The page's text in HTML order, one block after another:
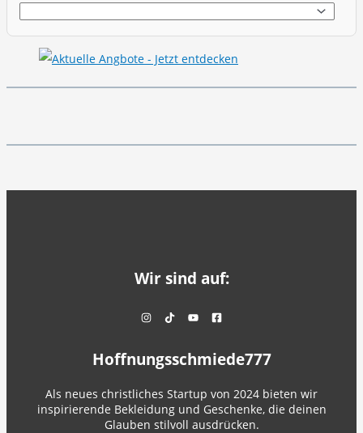
Wir sind auf:
Hoffnungsschmiede777
Als neues christliches Startup von 2024 bieten wir
inspirierende Bekleidung und Geschenke, die deinen
Glauben stilvoll ausdrücken.